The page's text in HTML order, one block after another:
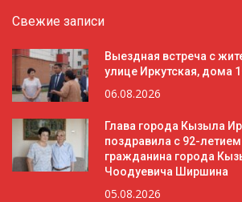
Свежие записи
Выездная встреча с
улице Иркутская, дома
06.08.2026
Глава города Кызыла
поздравила с 92-
гражданина города
Чоодуевича Ширшина
05.08.2026